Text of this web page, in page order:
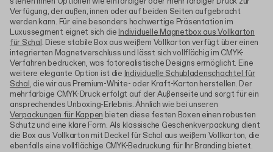
Verfügung, der außen, innen oder auf beiden Seiten aufgebracht
werden kann. Für eine besonders hochwertige Präsentation im
Luxussegment eignet sich die Individuelle Magnetbox aus Vollkarton
für Schal. Diese stabile Box aus weißem Vollkarton verfügt über einen
integrierten Magnetverschluss und lässt sich vollflächig im CMYK-
Verfahren bedrucken, was fotorealistische Designs ermöglicht. Eine
weitere elegante Option ist die Individuelle Schubladenschachtel für
Schal, die wir aus Premium-White- oder Kraft-Karton herstellen. Der
mehrfarbige CMYK-Druck erfolgt auf der Außenseite und sorgt für ein
ansprechendes Unboxing-Erlebnis. Ähnlich wie bei unseren
Verpackungen für Kappen bieten diese festen Boxen einen robusten
Schutz und eine klare Form. Als klassische Geschenkverpackung dient
die Box aus Vollkarton mit Deckel für Schal aus weißem Vollkarton, die
ebenfalls eine vollflächige CMYK-Bedruckung für Ihr Branding bietet.